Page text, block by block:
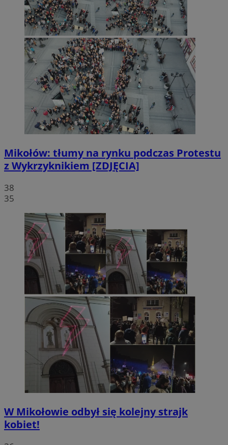
Mikołów: tłumy na rynku podczas Protestu
z Wykrzyknikiem [ZDJĘCIA]
38
35
W Mikołowie odbył się kolejny strajk
kobiet!